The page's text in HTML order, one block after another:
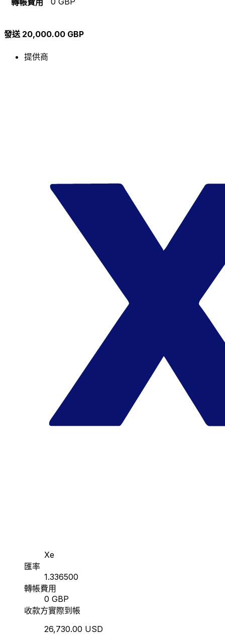
發送 20,000.00 GBP
提供商
Xe
匯率
1.336500
轉帳費用
0 GBP
收款方實際到帳
26,730.00 USD